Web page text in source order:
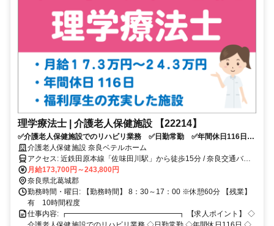
理学療法士 | 介護老人保健施設 【22214】
✅介護老人保健施設でのリハビリ業務 ✅日勤常勤 ✅年間休日116日
✅近鉄田原本線 佐味田川駅より徒歩15分 ✅扶養手当・住宅手当あり
✅車通勤可
介護老人保健施設 奈良ベテルホーム
アクセス: 近鉄田原本線「佐味田川駅」から徒歩15分 / 奈良交通バス
「高塚台1丁目」バス停下車 徒歩2分
月給173,700円～243,800円
奈良県北葛城郡
勤務時間・曜日: 【勤務時間】 8：30～17：00 ※休憩60分 【残業】
有 10時間程度
仕事内容: ┏━━━━━━━━━━━━━━━┓ 【求人ポイント】 ◇